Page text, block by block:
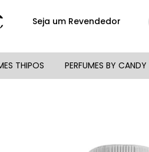
Seja um Revendedor
THIPOS PERFUMES BY CANDY
1 º
144
107